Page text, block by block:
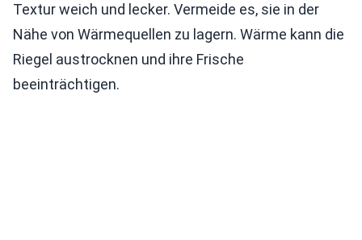
Textur weich und lecker. Vermeide es, sie in der
Nähe von Wärmequellen zu lagern. Wärme kann die
Riegel austrocknen und ihre Frische
beeinträchtigen.